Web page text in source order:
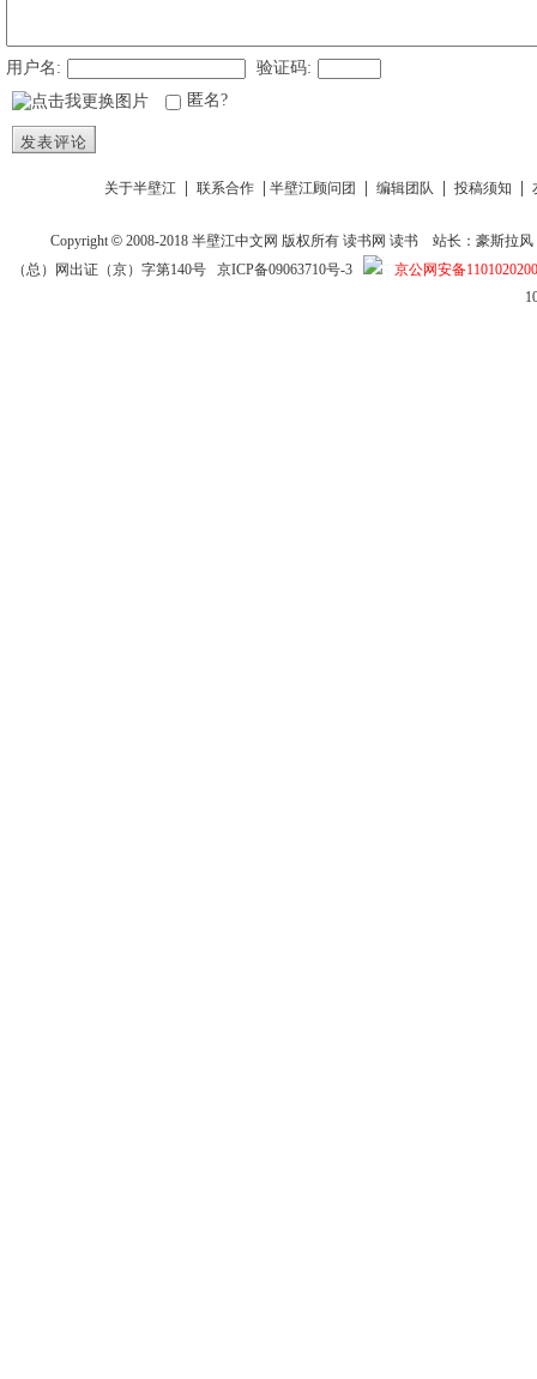
用户名:
验证码:
匿名?
发表评论
关于半壁江 联系合作 半壁江顾问团 编辑团队 投稿须知
Copyright © 2008-2018半壁江中文网 版权所有读书网 读书
站长：豪斯拉风
（总）网出证（京）字第140号 京ICP备09063710号-3
京公网安备